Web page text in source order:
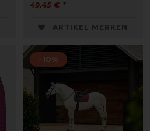
49,45 € *
ARTIKEL MERKEN
-10%